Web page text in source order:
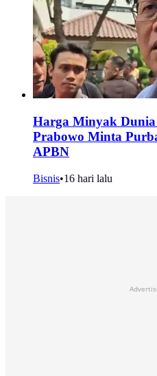
Harga Minyak Dunia
Prabowo Minta
APBN
Bisnis•16 hari lalu